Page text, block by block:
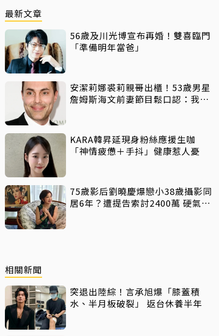
最新文章
56歲及川光博宣布再婚！雙喜臨門
「準備明年當爸」
安潔莉娜裘莉親哥出櫃！53歲男星
詹姆斯海文前妻節目鬆口認：我是
KARA韓昇延現身粉絲應援生咖
「神情疲憊＋手抖」健康惹人憂
75歲影后劉曉慶爆戀小38歲攝影同
居6年？遭提告索討2400萬 硬氣反
相關新聞
突退出陸綜！言承旭爆「膝蓋積
水、半月板破裂」 返台休養半年